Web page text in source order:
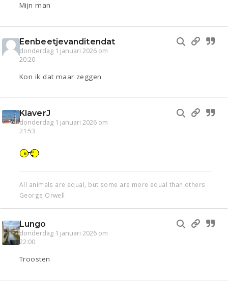
Mijn man
Eenbeetjevanditendat
donderdag 1 januari 2026 om
20:20
Kon ik dat maar zeggen
KlaverJ
donderdag 1 januari 2026 om
21:53
All animals are equal, but some are more equal than others
George Orwell
Lungo
donderdag 1 januari 2026 om
22:00
Troosten